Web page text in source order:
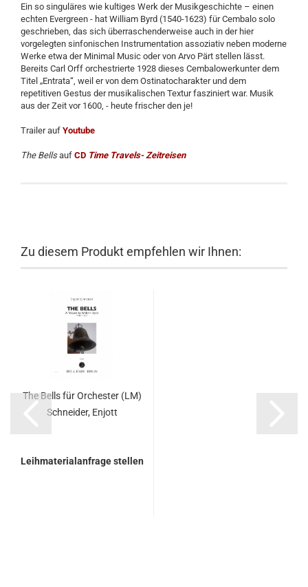
Ein so singuläres wie kultiges Werk der Musikgeschichte – einen
echten Evergreen - hat William Byrd (1540-1623) für Cembalo solo
geschrieben, das sich überraschenderweise auch in der hier
vorgelegten sinfonischen Instrumentation assoziativ neben moderne
Werke etwa der Minimal Music oder von Arvo Pärt stellen lässt.
Bereits Carl Orff orchestrierte 1928 dieses Cembalowerkunter dem
Titel „Entrata“, weil er von dem Ostinatocharakter und dem
repetitiven Gestus der musikalischen Textur fasziniert war. Musik
aus der Zeit vor 1600, - heute frischer den je!
Trailer auf Youtube
The Bellsauf CD Time Travels- Zeitreisen
Zu diesem Produkt empfehlen wir Ihnen:
The Bells für Orchester (LM)
Schneider, Enjott
Leihmaterialanfrage stellen